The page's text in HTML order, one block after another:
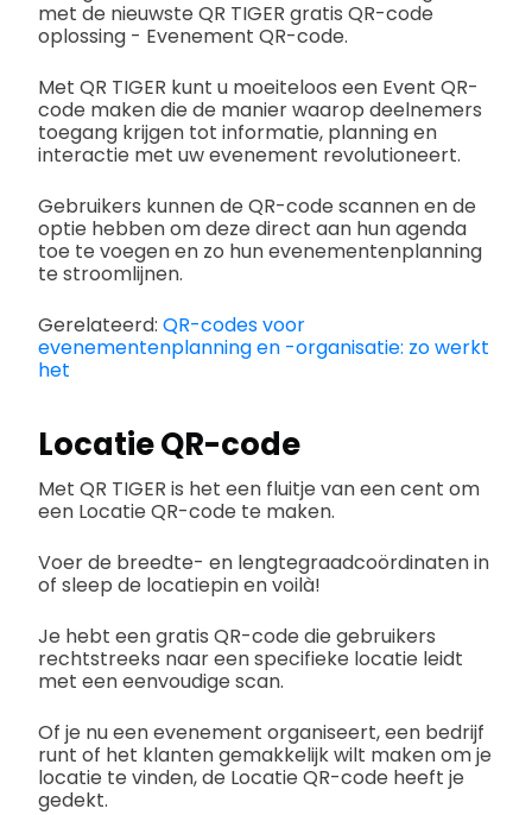
met de nieuwste QR TIGER gratis QR-code
oplossing - Evenement QR-code.
Met QR TIGER kunt u moeiteloos een Event QR-
code maken die de manier waarop deelnemers
toegang krijgen tot informatie, planning en
interactie met uw evenement revolutioneert.
Gebruikers kunnen de QR-code scannen en de
optie hebben om deze direct aan hun agenda
toe te voegen en zo hun evenementenplanning
te stroomlijnen.
Gerelateerd: QR-codes voor
evenementenplanning en -organisatie: zo werkt
het
Locatie QR-code
Met QR TIGER is het een fluitje van een cent om
een Locatie QR-code te maken.
Voer de breedte- en lengtegraadcoördinaten in
of sleep de locatiepin en voilà!
Je hebt een gratis QR-code die gebruikers
rechtstreeks naar een specifieke locatie leidt
met een eenvoudige scan.
Of je nu een evenement organiseert, een bedrijf
runt of het klanten gemakkelijk wilt maken om je
locatie te vinden, de Locatie QR-code heeft je
gedekt.